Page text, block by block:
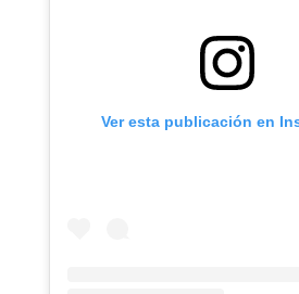
Ver esta publicación en